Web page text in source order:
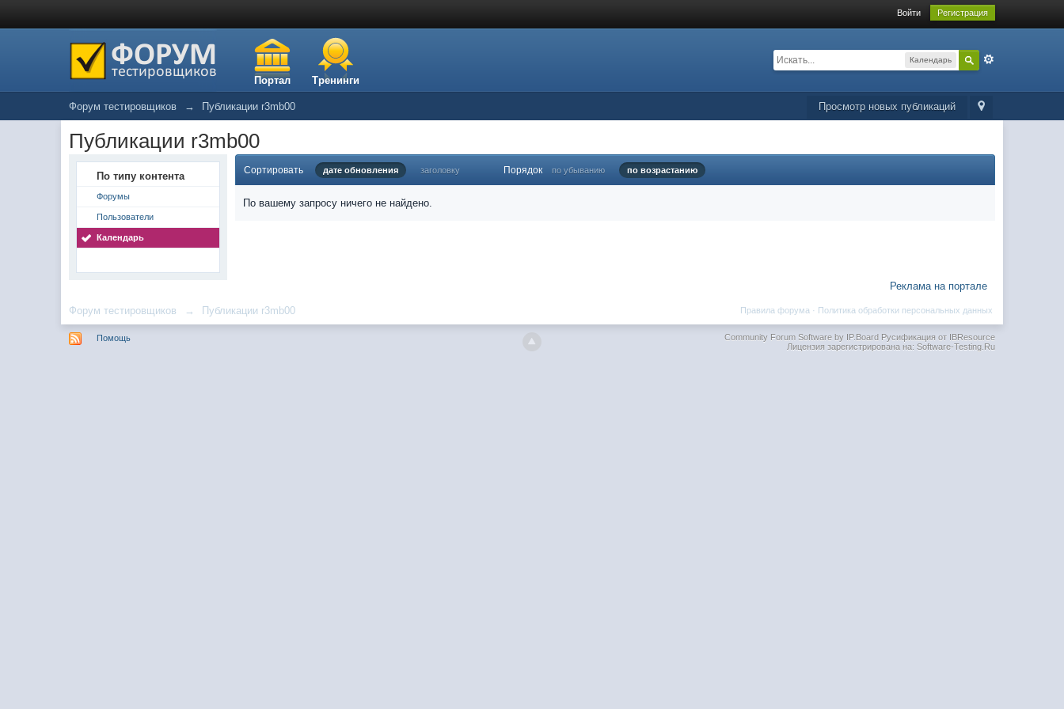
Войти Регистрация
Портал Тренинги
Календарь
Просмотр новых публикаций
Форум тестировщиков → Публикации r3mb00
Публикации r3mb00
По типу контента
Форумы
Пользователи
Календарь
Сортировать дате обновления заголовку Порядок по убыванию по возрастанию
По вашему запросу ничего не найдено.
Реклама на портале
Форум тестировщиков → Публикации r3mb00 Политика обработки персональных данных
Правила форума ·
Помощь Community Forum Software by IP.BoardРусификация от IBResource
Лицензия зарегистрирована на: Software-Testing.Ru